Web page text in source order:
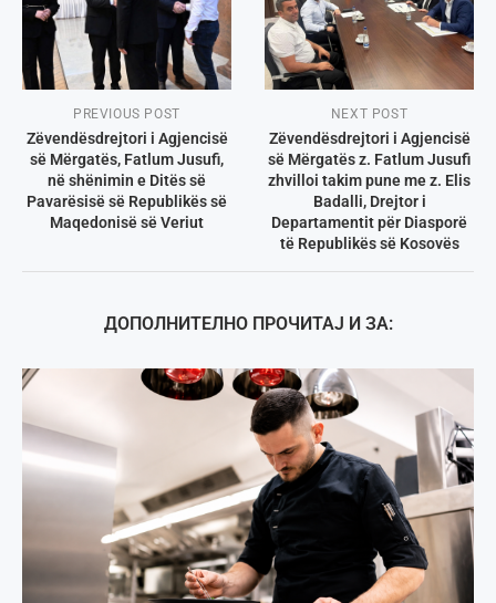
PREVIOUS POST
Zëvendësdrejtori i Agjencisë
së Mërgatës, Fatlum Jusufi,
në shënimin e Ditës së
Pavarësisë së Republikës së
Maqedonisë së Veriut
NEXT POST
Zëvendësdrejtori i Agjencisë
së Mërgatës z. Fatlum Jusufi
zhvilloi takim pune me z. Elis
Badalli, Drejtor i
Departamentit për Diasporë
të Republikës së Kosovës
ДОПОЛНИТЕЛНО ПРОЧИТАЈ И ЗА: